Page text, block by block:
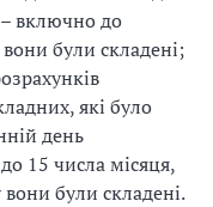
включно до
були складені;
які було
день
15 числа місяця,
були складені.